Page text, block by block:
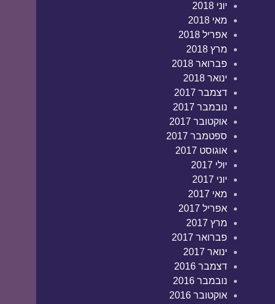
יוני 2018
מאי 2018
אפריל 2018
מרץ 2018
פברואר 2018
ינואר 2018
דצמבר 2017
נובמבר 2017
אוקטובר 2017
ספטמבר 2017
אוגוסט 2017
יולי 2017
יוני 2017
מאי 2017
אפריל 2017
מרץ 2017
פברואר 2017
ינואר 2017
דצמבר 2016
נובמבר 2016
אוקטובר 2016